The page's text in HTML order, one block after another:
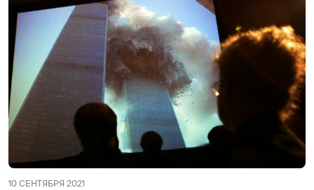
10 СЕНТЯБРЯ 2021